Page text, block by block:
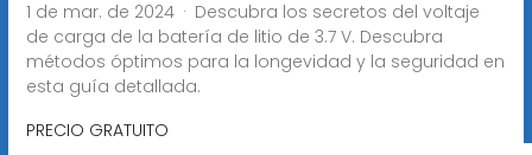
1 de mar. de 2024 · Descubra los secretos del voltaje
de carga de la batería de litio de 3.7 V. Descubra
métodos óptimos para la longevidad y la seguridad en
esta guía detallada.
PRECIO GRATUITO